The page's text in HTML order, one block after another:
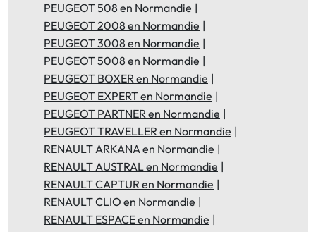
PEUGEOT 508 en Normandie
PEUGEOT 2008 en Normandie
PEUGEOT 3008 en Normandie
PEUGEOT 5008 en Normandie
PEUGEOT BOXER en Normandie
PEUGEOT EXPERT en Normandie
PEUGEOT PARTNER en Normandie
PEUGEOT TRAVELLER en Normandie
RENAULT ARKANA en Normandie
RENAULT AUSTRAL en Normandie
RENAULT CAPTUR en Normandie
RENAULT CLIO en Normandie
RENAULT ESPACE en Normandie